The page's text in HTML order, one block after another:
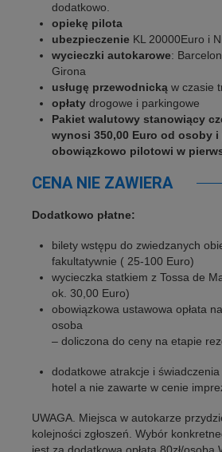
dodatkowo.
opiekę pilota
ubezpieczenie KL 20000Euro i
wycieczki autokarowe:
Girona
usługę przewodnicką w czasie
opłaty drogowe i parkingowe
Pakiet walutowy stanowiący
wynosi 350,00 Euro od osoby i
obowiązkowo pilotowi w
CENA NIE ZAWIERA
Dodatkowo płatne:
bilety wstępu do zwiedzanych
fakultatywnie ( 25-100 Euro)
wycieczka statkiem z Tossa de
ok. 30,00 Euro)
obowiązkowa ustawowa opłata
osoba
– doliczona do ceny na etapie
dodatkowe atrakcje i
hotel a nie zawarte w cenie
UWAGA. Miejsca w autokarze
kolejności zgłoszeń. Wybór